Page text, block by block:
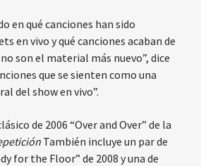
en qué canciones han sido
en vivo y qué canciones acaban de
son el material más nuevo”, dice
que se sienten como una
del show en vivo”.
de 2006 “Over and Over” de la
También incluye un par de
for the Floor” de 2008 y una de